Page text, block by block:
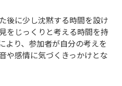
後に少し沈黙する時間を設け
をじっくりと考える時間を持
より、参加者が自分の考えを
や感情に気づくきっかけとな